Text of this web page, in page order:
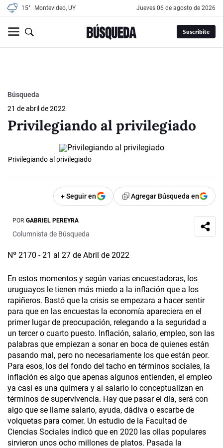
15° Montevideo, UY jueves 06 de agosto de 2026
Suscribite
Búsqueda
21 de abril de 2022
Privilegiando al privilegiado
Privilegiando al privilegiado
+ Seguir en Agregar Búsqueda en
POR GABRIEL PEREYRA
Columnista de Búsqueda
Nº 2170 - 21 al 27 de Abril de 2022
En estos momentos y según varias encuestadoras, los
uruguayos le tienen más miedo a la inflación que a los
rapiñeros. Bastó que la crisis se empezara a hacer sentir
para que en las encuestas la economía apareciera en el
primer lugar de preocupación, relegando a la seguridad a
un tercer o cuarto puesto. Inflación, salario, empleo, son las
palabras que empiezan a sonar en boca de quienes están
pasando mal, pero no necesariamente los que están peor.
Para esos, los del fondo del tacho en términos sociales, la
inflación es algo que apenas algunos entienden, el empleo
ya casi es una quimera y al salario lo conceptualizan en
términos de supervivencia. Hay que pasar el día, será con
algo que se llame salario, ayuda, dádiva o escarbe de
volquetas para comer. Un estudio de la Facultad de
Ciencias Sociales indicó que en 2020 las ollas populares
sirvieron unos ocho millones de platos. Pasada la